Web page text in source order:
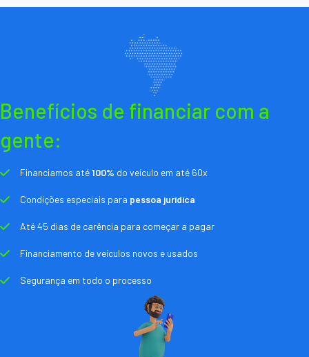
Benefícios de financiar com a
gente:
Financiamos até100% do veículo em até 60x
Condições especiais para pessoa jurídica
Até 45 dias de carência para começar a pagar
Financiamento de veículos novos e usados
Segurança em todo o processo